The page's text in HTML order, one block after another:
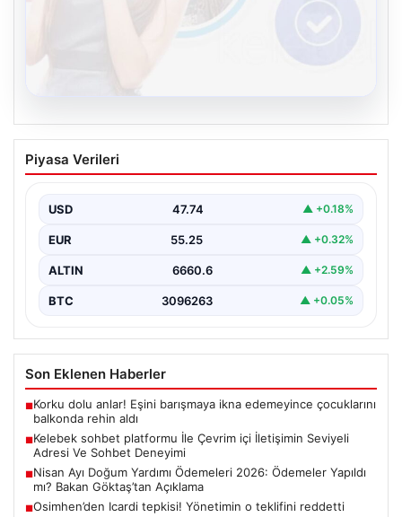
Kelebek sohbet platformu İle Çevrim içi
İletişimin Seviyeli Adresi Ve Sohbet
Sanal ortamında insanların seviyeli bir biçimde bağlantı
Halen…
Piyasa Verileri
USD 47.74 ▲ +0.18%
EUR 55.25 ▲ +0.32%
ALTIN 6660.6 ▲ +2.59%
BTC 3096263 ▲ +0.05%
Son Eklenen Haberler
■Korku dolu anlar! Eşini barışmaya ikna edemeyince çocuklarını
balkonda rehin aldı
■Kelebek sohbet platformu İle Çevrim içi İletişimin Seviyeli
Adresi Ve Sohbet Deneyimi
■Nisan Ayı Doğum Yardımı Ödemeleri 2026: Ödemeler Yapıldı
mı? Bakan Göktaş’tan Açıklama
■Osimhen’den Icardi tepkisi! Yönetimin o teklifini reddetti